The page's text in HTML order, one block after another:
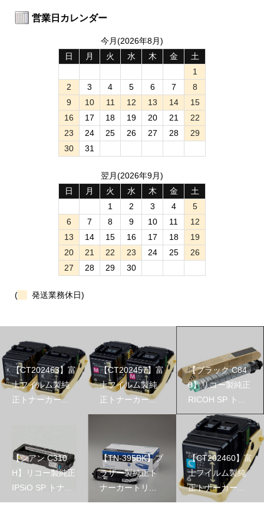
営業日カレンダー
今月(2026年8月)
日
月 火 水 木 金
土
1
2
3 4 5 6 7
8
9
10 11 12 13 14
15
16
17 18 19 20 21
22
23
24 25 26 27 28
29
30
31
翌月(2026年9月)
日
月 火 水 木 金
土
1
2 3 4
5
6
7 8 9 10 11
12
13
14 15 16 17 18
19
20
21 22 23 24 25
26
27
28 29 30
( 発送業務休日)
【CT202463】富
士フイルム製純
正トナーカー...
【CT202457】富
士フイルム製純
正トナーカー...
【ブラック C84
0】リコー製純正
RICOH SP ト...
【シアン C310
H】リコー製純正
IPSiO SP トナ...
【TN-395BK】ブ
ラザー製純正ト
ナーカートリ...
【CT202460】富
士フイルム製純
正トナーカー...